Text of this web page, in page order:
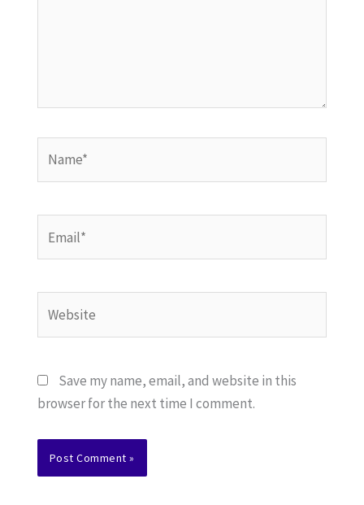
Save my name, email, and website in this
browser for the next time I comment.